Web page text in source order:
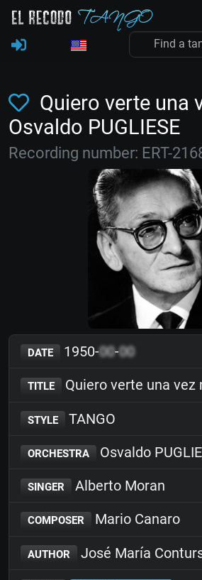
Quiero verte una
Osvaldo PUGLIESE
Recording number: ERT-
DATE 1950-00-00
TITLE Quiero verte una vez
STYLE TANGO
ORCHESTRA Osvaldo
SINGER Alberto Moran
COMPOSER Mario Canaro
AUTHOR José María